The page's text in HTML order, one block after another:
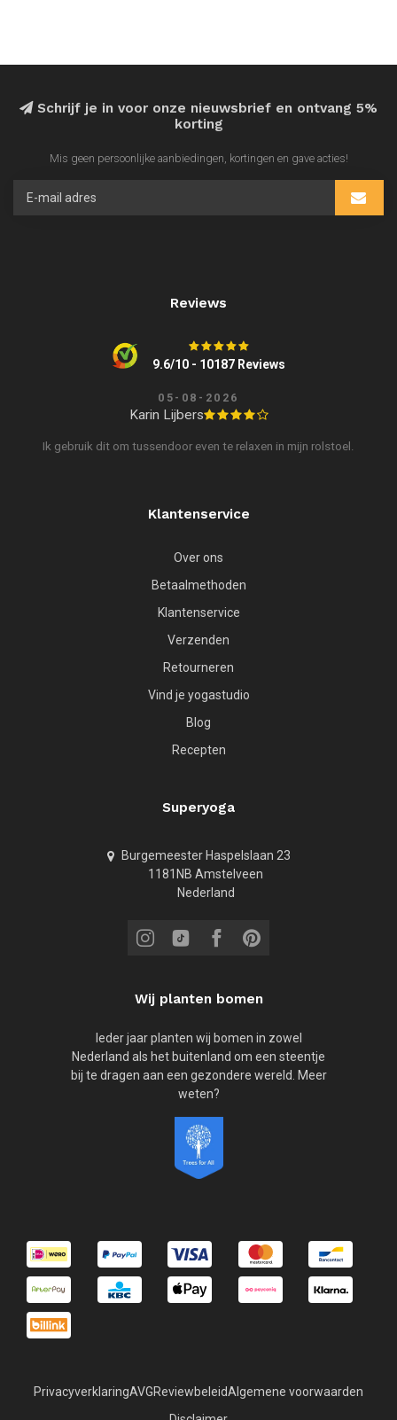
Schrijf je in voor onze nieuwsbrief en ontvang 5%
korting
Mis geen persoonlijke aanbiedingen, kortingen en gave acties!
Reviews
9.6/10 - 10187 Reviews
05-08-2026
Karin Lijbers
Ik gebruik dit om tussendoor even te relaxen in mijn rolstoel.
Klantenservice
Over ons
Betaalmethoden
Klantenservice
Verzenden
Retourneren
Vind je yogastudio
Blog
Recepten
Superyoga
Burgemeester Haspelslaan 23
1181NB Amstelveen
Nederland
Wij planten bomen
Ieder jaar planten wij bomen in zowel
Nederland als het buitenland om een steentje
bij te dragen aan een gezondere wereld. Meer
weten?
PrivacyverklaringAVGReviewbeleidAlgemene voorwaarden